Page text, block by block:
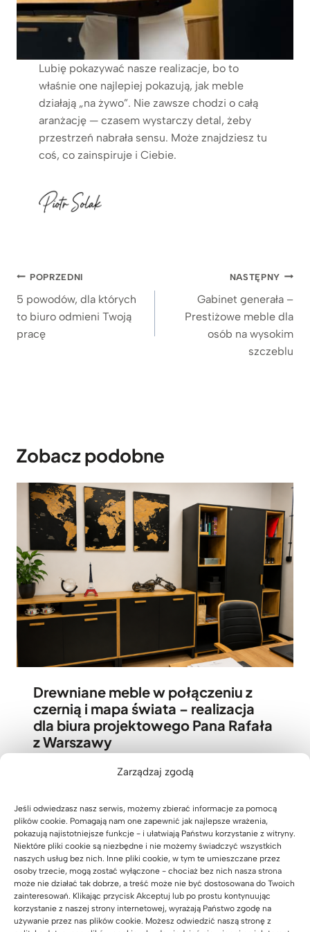
Zarządzaj zgodą
Jeśli odwiedzasz nasz serwis, możemy zbierać informacje za pomocą
plików cookie. Pomagają nam one zapewnić jak najlepsze wrażenia,
pokazują najistotniejsze funkcje - i ułatwiają Państwu korzystanie z witryny.
Niektóre pliki cookie są niezbędne i nie możemy świadczyć wszystkich
naszych usług bez nich. Inne pliki cookie, w tym te umieszczane przez
osoby trzecie, mogą zostać wyłączone - chociaż bez nich nasza strona
może nie działać tak dobrze, a treść może nie być dostosowana do Twoich
zainteresowań. Klikając przycisk Akceptuj lub po prostu kontynuując
korzystanie z naszej strony internetowej, wyrażają Państwo zgodę na
używanie przez nas plików cookie. Możesz odwiedzić naszą stronę z
Lubię pokazywać nasze realizacje, bo to
właśnie one najlepiej pokazują, jak meble
działają „na żywo”. Nie zawsze chodzi o całą
aranżację — czasem wystarczy detal, żeby
przestrzeń nabrała sensu. Może znajdziesz tu
coś, co zainspiruje i Ciebie.
Nawigacja
wpisu
POPRZEDNI
5 powodów, dla których
to biuro odmieni Twoją
pracę
NASTĘPNY
Gabinet generała –
Prestiżowe meble dla
osób na wysokim
szczeblu
Zobacz podobne
Drewniane meble w połączeniu z
czernią i mapa świata – realizacja
dla biura projektowego Pana Rafała
z Warszawy